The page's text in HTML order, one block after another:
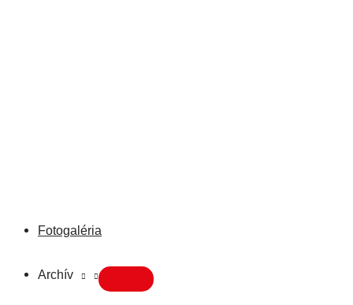
Fotogaléria
Archív